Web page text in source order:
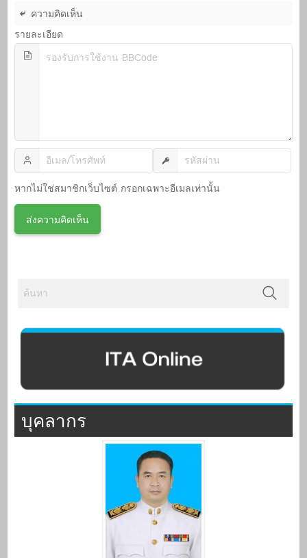
ความคิดเห็น
รายละเอียด
หากไม่ใช่สมาชิกเว็บไซต์ กรอกเฉพาะอีเมลเท่านั้น
บุคลากร